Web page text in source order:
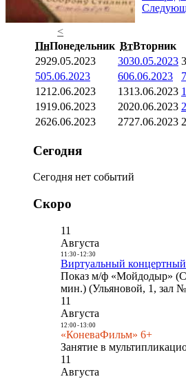
<
ПнПонедельник ВтВторник
2929.05.2023 3030.05.2023
505.06.2023 606.06.2023 7
1212.06.2023 1313.06.2023
1919.06.2023 2020.06.2023
2626.06.2023 2727.06.2023
Сегодня
Сегодня нет событий
Скоро
11
Августа
11:30- 12:30
Виртуальный концертный
Показ м/ф «Мойдодыр»
мин.) (Ульяновой, 1, зал
11
Августа
12:00- 13:00
«КоневаФильм» 6+
Занятие в
11
Августа